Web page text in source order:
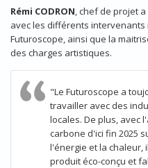
Rémi CODRON, chef de projet
avec les différents
Futuroscope, ainsi que la
des charges artistiques.
"Le Futuroscope a
travailler avec des
locales. De plus, avec
carbone d'ici fin 2025
l'énergie et la chaleur,
produit éco-conçu et